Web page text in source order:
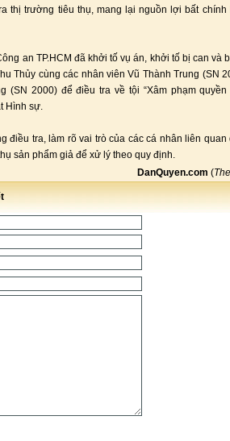
thị trường tiêu thụ, mang lại nguồn lợi bất chính
an TP.HCM đã khởi tố vụ án, khởi tố bị can và
Thủy cùng các nhân viên Vũ Thành Trung (SN
(SN 2000) để điều tra về tội “Xâm phạm
Hình sự.
điều tra, làm rõ vai trò của các cá nhân liên
sản phẩm giả để xử lý theo quy định.
DanQuyen.com (